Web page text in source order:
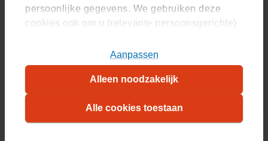
persoonlijke gegevens. We gebruiken deze
cookies ook om u (relevante persoonsgerichte)
U kunt akkoord gaan met het plaatsen van alle
cookies, alleen noodzakelijke cookies, of uw
cookie-instellingen zelf aanpassen. Meer
informatie over hoe wij cookies gebruiken, vindt
cookiestatement. Wilt u weten welke
cookies we plaatsen, kijk dan in onsoverzicht.
Alle cookies toestaan
Aanpassen
Alleen noodzakelijk
Mijn kind is transgender. Hoe kan ik
helpen?
Wat is genderdysforie?
Direct naar